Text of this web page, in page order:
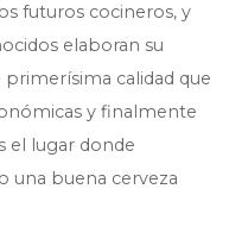
futuros cocineros, y
elaboran su
calidad que
y finalmente
el lugar donde
una buena cerveza